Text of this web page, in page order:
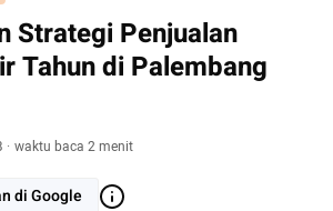
Strategi Penjualan
Tahun di Palembang
· waktu baca 2 menit
di Google